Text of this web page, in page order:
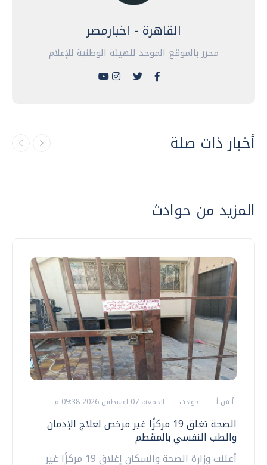
القاهرة - اخبارمصر
محرر بالموقع الموحد للهيئة الوطنية للإعلام
أخبار ذات صلة
المزيد من حوادث
أ ش أ حوادث الجمعة، 07 اغسطس 2026 09:38 م
الصحة تغلق 19 مركزًا غير مرخص لعلاج الإدمان
والطب النفسي بالمقطم
أعلنت وزارة الصحة والسكان إغلاق 19 مركزًا غير